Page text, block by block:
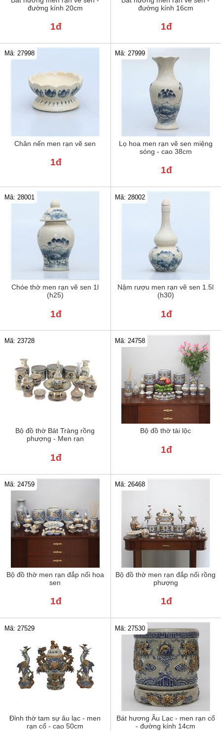
đường kính 20cm
1đ
đường kính 16cm
1đ
Chân nến men rạn vẽ sen
Mã: 27998
1đ
Lọ hoa men rạn vẽ sen miệng
sóng - cao 38cm
Mã: 27999
1đ
Chóe thờ men rạn vẽ sen 1l
(h25)
Mã: 28001
1đ
Nậm rượu men rạn vẽ sen 1.5l
(h30)
Mã: 28002
1đ
Bộ đồ thờ Bát Tràng rồng
phượng - Men rạn
Mã: 23728
1đ
Bộ đồ thờ tài lộc
Mã: 24758
1đ
Bộ đồ thờ men rạn đắp nổi hoa
sen
Mã: 24759
1đ
Bộ đồ thờ men rạn đắp nổi rồng
phượng
Mã: 26468
1đ
Đỉnh thờ tam sự âu lạc - men
rạn cổ - cao 50cm
Mã: 27529
Bát hương Âu Lạc - men rạn cổ
- đường kính 14cm
Mã: 27530